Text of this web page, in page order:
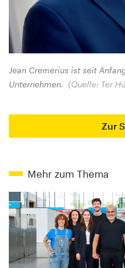
Jean Cremerius ist seit
Unternehmen. (Quelle: Ter
Zur
Mehr zum Thema